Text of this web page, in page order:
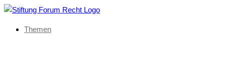
Themen